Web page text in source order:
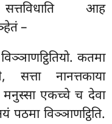
आह
–
कतमा
नानत्तकाया
मनुस्सा एकच्चे च देवा
विञ्ञाणट्ठिति.